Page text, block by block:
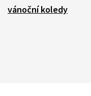
vánoční koledy